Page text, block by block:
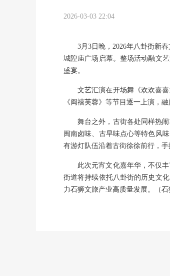
2026-03-03 22:04
3月3日晚，2026年八卦街新
城隍庙广场启幕。整场活动融文
盛宴。
文艺汇演在开场舞《欢欢喜
《闽禧芙蓉》等节目逐一上演，
舞台之外，古街各处同样热
闽南卤味、古早味点心等特色风
有游灯队伍沿着古街徐徐前行，
此次元宵文化嘉年华，不仅
街道将持续依托八卦街的历史文
力石狮文旅产业高质量发展。（